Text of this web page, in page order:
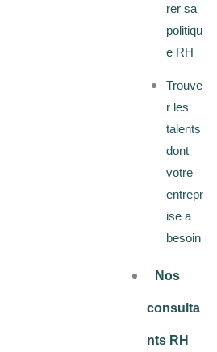
rer sa
politiqu
e RH
Trouve
r les
talents
dont
votre
entrepr
ise a
besoin
Nos
consulta
nts RH